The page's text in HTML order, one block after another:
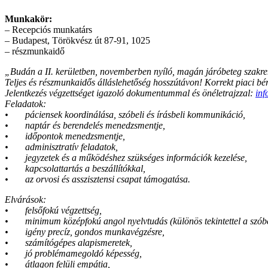
Munkakör:
– Recepciós munkatárs
– Budapest, Törökvész út 87-91, 1025
– részmunkaidő
„Budán a II. kerületben, novemberben nyíló, magán járóbeteg
Teljes és részmunkaidős álláslehetőség hosszútávon! Korrekt piaci
Jelentkezés végzettséget igazoló dokumentummal és önéletrajzzal:
Feladatok:
• páciensek koordinálása, szóbeli és írásbeli kommunikáció,
• naptár és berendelés menedzsmentje,
• időpontok menedzsmentje,
• adminisztratív feladatok,
• jegyzetek és a működéshez szükséges információk kezelése,
• kapcsolattartás a beszállítókkal,
• az orvosi és asszisztensi csapat támogatása.
Elvárások:
• felsőfokú végzettség,
• minimum középfokú angol nyelvtudás (különös tekintettel a
• igény precíz, gondos munkavégzésre,
• számítógépes alapismeretek,
• jó problémamegoldó képesség,
• átlagon felüli empátia,